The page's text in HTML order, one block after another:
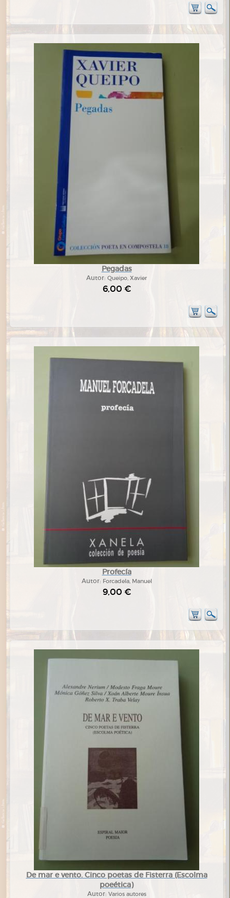
Pegadas
Autor: Queipo, Xavier
6,00 €
Profecía
Autor: Forcadela, Manuel
9,00 €
De mar e vento. Cinco poetas de Fisterra (Escolma
poeética)
Autor: Varios autores